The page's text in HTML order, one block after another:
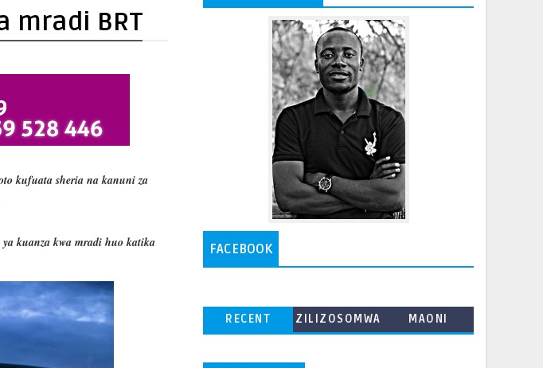
mradi BRT
kufuata sheria na kanuni za
kuanza kwa mradi huo katika
FACEBOOK
RECENT
ZILIZOSOMWA
MAONI